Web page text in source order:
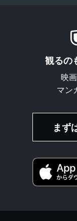
観るの
映
マン
まず